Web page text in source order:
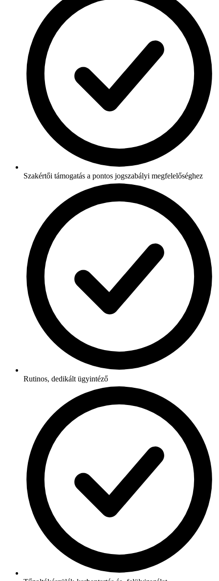
Szakértői támogatás a pontos jogszabályi megfelelőséghez
Rutinos, dedikált ügyintéző